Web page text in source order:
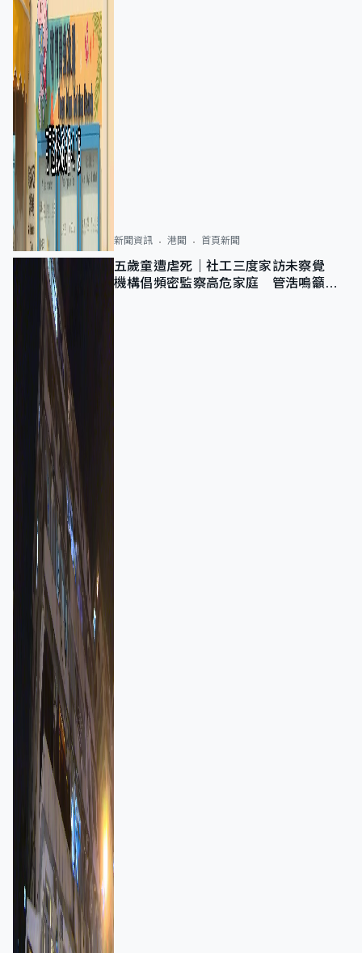
新聞資訊 港聞 首頁新聞
五歲童遭虐死｜社工三度家訪未察覺
機構倡頻密監察高危家庭 管浩鳴籲加